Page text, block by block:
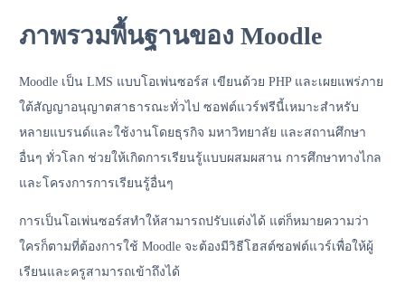
ภาพรวมพื้นฐานของ Moodle
Moodle เป็น LMS แบบโอเพ่นซอร์ส เขียนด้วย PHP และเผยแพร่ภาย
ใต้สัญญาอนุญาตสาธารณะทั่วไป ซอฟต์แวร์ฟรีนี้เหมาะสำหรับ
หลายแบรนด์และใช้งานโดยธุรกิจ มหาวิทยาลัย และสถานศึกษา
อื่นๆ ทั่วโลก ช่วยให้เกิดการเรียนรู้แบบผสมผสาน การศึกษาทางไกล
และโครงการการเรียนรู้อื่นๆ
การเป็นโอเพ่นซอร์สทำให้สามารถปรับแต่งได้ แต่ก็หมายความว่า
ใครก็ตามที่ต้องการใช้ Moodle จะต้องมีวิธีโฮสต์ซอฟต์แวร์เพื่อให้ผู้
เรียนและครูสามารถเข้าถึงได้